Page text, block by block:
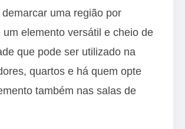
uma região por
um elemento versátil e cheio de
que pode ser utilizado na
quartos e há quem opte
também nas salas de